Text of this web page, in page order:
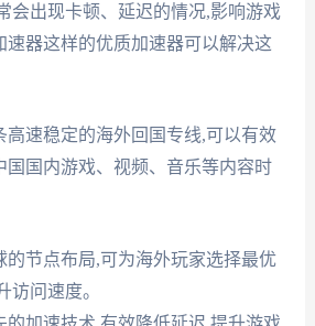
会出现卡顿、延迟的情况,影响游戏
速器这样的优质加速器可以解决这
高速稳定的海外回国专线,可以有效
国国内游戏、视频、音乐等内容时
的节点布局,可为海外玩家选择最优
访问速度。